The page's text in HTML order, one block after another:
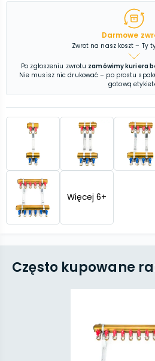
Darmowe
Zwrot na nasz koszt – Ty
Po zgłoszeniu zwrotu zamówimy kuriera
Nie musisz nic drukować – po prostu
gotową
Więcej 6+
Często kupowane